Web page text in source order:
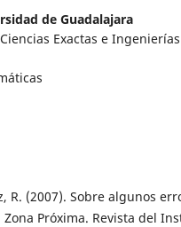
de Guadalajara
Exactas e Ingenierías
R. (2007). Sobre algunos
Próxima. Revista del